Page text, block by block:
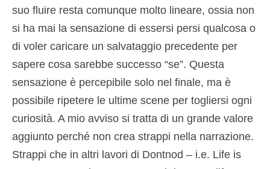
suo fluire resta comunque molto lineare, ossia non
si ha mai la sensazione di essersi persi qualcosa o
di voler caricare un salvataggio precedente per
sapere cosa sarebbe successo “se”. Questa
sensazione è percepibile solo nel finale, ma è
possibile ripetere le ultime scene per togliersi ogni
curiosità. A mio avviso si tratta di un grande valore
aggiunto perché non crea strappi nella narrazione.
Strappi che in altri lavori di Dontnod – i.e. Life is